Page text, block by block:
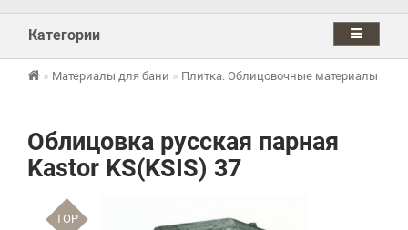
Категории
Материалы для бани Плитка. Облицовочные материалы
Облицовка русская парная
Kastor KS(KSIS) 37
TOP